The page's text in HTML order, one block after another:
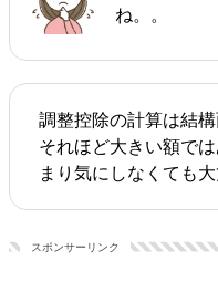
ね。。
調整控除の計算は結構
それほど大きい額で
まり気にしなくても大
スポンサーリンク